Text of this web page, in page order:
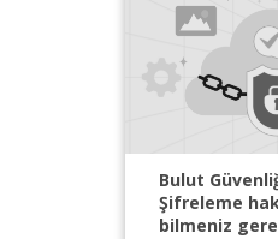
Bulut
Şifreleme
bilmeniz